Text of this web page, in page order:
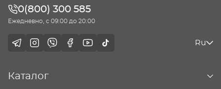
0(800) 300 585
Ежедневно, с 09:00 до 20:00
Ru
Каталог